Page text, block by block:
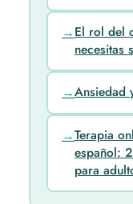
El rol del
necesitas
Ansiedad
Terapia
español:
para